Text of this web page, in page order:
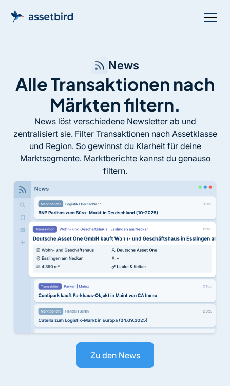
News
Alle Transaktionen nach
Märkten filtern.
News löst verschiedene Newsletter ab und
zentralisiert sie. Filter Transaktionen nach Assetklasse
und Region. So gewinnst du Klarheit für deine
Marktsegmente. Marktberichte kannst du genauso
filtern.
Zu den News